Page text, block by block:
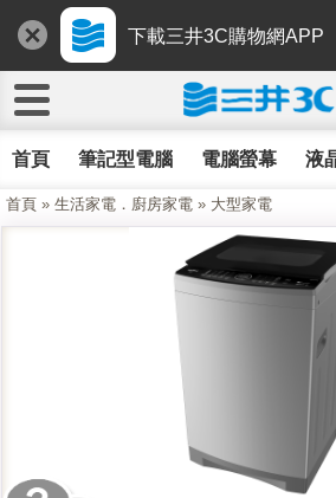
下載三井3C購物網APP
首頁 筆記型電腦 電腦螢幕 液
首頁 » 生活家電．廚房家電 » 大型家電